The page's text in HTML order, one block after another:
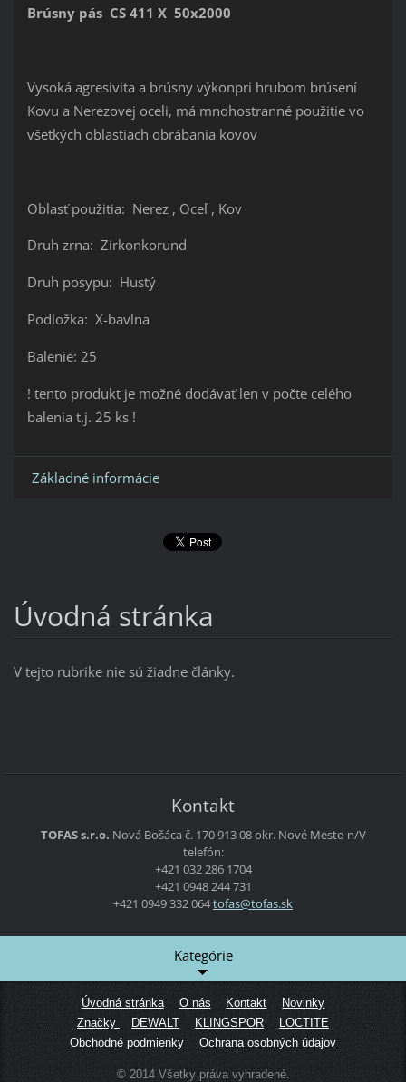
Brúsny pás CS 411 X 50x2000
Vysoká agresivita a brúsny výkonpri hrubom brúsení
Kovu a Nerezovej oceli, má mnohostranné použitie vo
všetkých oblastiach obrábania kovov
Oblasť použitia: Nerez , Oceľ , Kov
Druh zrna: Zirkonkorund
Druh posypu: Hustý
Podložka: X-bavlna
Balenie: 25
! tento produkt je možné dodávať len v počte celého
balenia t.j. 25 ks !
Základné informácie
Úvodná stránka
V tejto rubrike nie sú žiadne články.
Kontakt
TOFAS s.r.o. Nová Bošáca č. 170913 08 okr. Nové Mesto n/V
telefón:
+421 032 286 1704
+421 0948 244 731
+421 0949 332 064tofas@tofas.sk
Kategórie
Úvodná stránka O nás Kontakt
Novinky
Značky
DEWALT KLINGSPOR
LOCTITE
Obchodné podmienky
Ochrana osobných údajov
© 2014 Všetky práva vyhradené.